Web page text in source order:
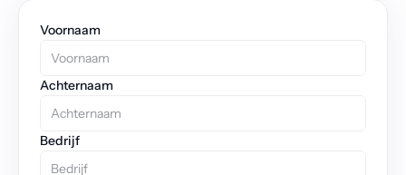
Voornaam
Achternaam
Bedrijf